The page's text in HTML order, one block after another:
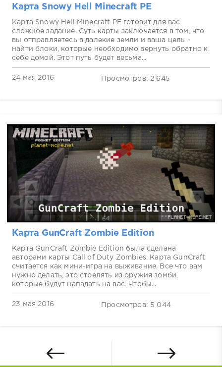
Карта Snowy Hell Minecraft PE
Карта Snowy Hell Minecraft PE готовит для вас
сложное задание. Суть карты заключается в том, что
вы отправляетесь в далекие земли и ваша цель -
найти блоки, которые необходимо вернуть обратно к
себе домой. Этот путь будет весьма...
24 мая 2016 Просмотров: 2 645
Карта GunCraft Zombie Edition
Карта GunCraft Zombie Edition была сделана
авторами карты Call of Duty Zombies. Карта GunCraft
считается как мини-игра на выживание. Все что вам
нужно делать, это стрелять из оружия зомби,
которые будут нападать на вас. Чтобы...
23 мая 2016 Просмотров: 5 044